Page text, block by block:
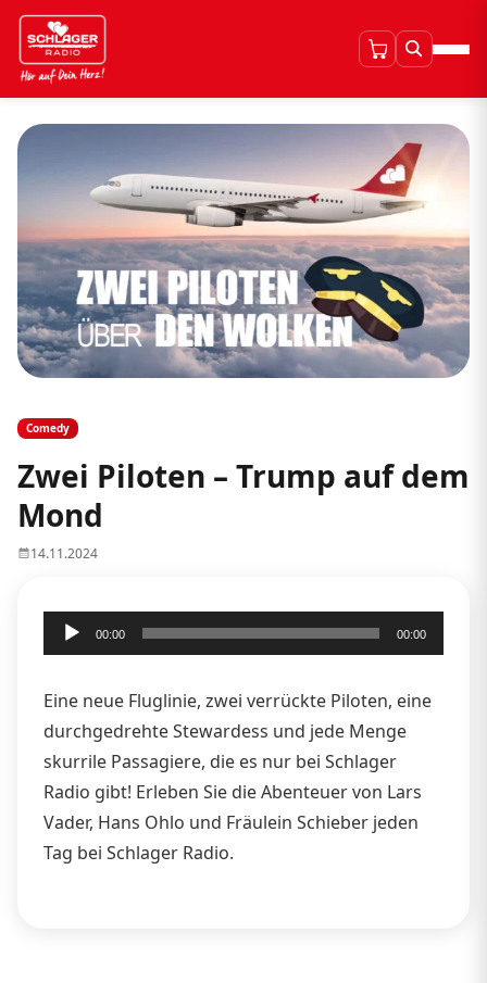
Comedy
Zwei Piloten – Trump auf dem
Mond
14.11.2024
Audio-
Player
00:00 00:00
Eine neue Fluglinie, zwei verrückte Piloten, eine
durchgedrehte Stewardess und jede Menge
skurrile Passagiere, die es nur bei Schlager
Radio gibt! Erleben Sie die Abenteuer von Lars
Vader, Hans Ohlo und Fräulein Schieber jeden
Tag bei Schlager Radio.